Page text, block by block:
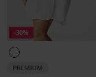
-30%
PREMIUM